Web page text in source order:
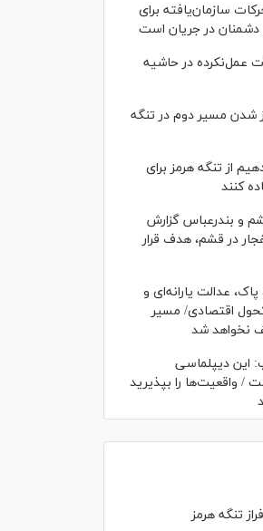
سازمان‌یافته برای
دشمنان در جریان است
عمل‌نکرده در حاشیه
شدن مسیر دوم در تنگه
از تنگه هرمز برای
کنند
و بندرعباس گزارش
در قشم، هدف قرار
عدالت یارانه‌ای و
اقتصادی/ مسیر
نخواهد شد
این دیپلماسی
واقعیت‌ها را بپذیرید